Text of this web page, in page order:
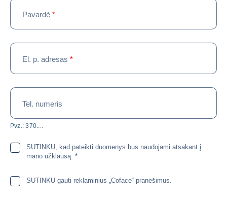
Pavardė *
El. p. adresas *
Tel. numeris
Pvz.: 370....
SUTINKU, kad pateikti duomenys bus naudojami atsakant į
mano užklausą. *
SUTINKU gauti reklaminius „Coface“ pranešimus.